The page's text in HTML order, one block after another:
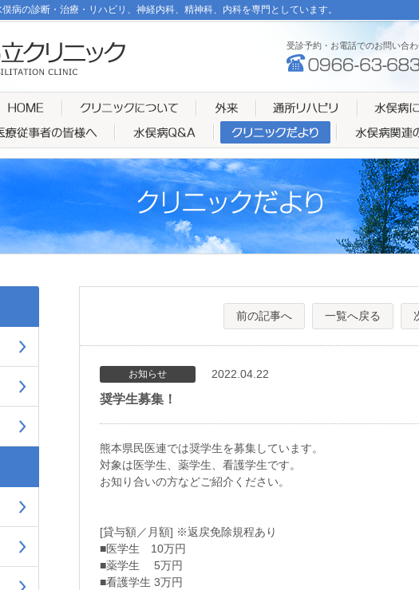
の診断・治療・リハビリ、神経内科、精神科、内科を専門としています。
受診予約・お電話でのお問い合
前の記事へ 一覧へ戻る
お知らせ 2022.04.22
奨学生募集！
熊本県民医連では奨学生を募集しています。
対象は医学生、薬学生、看護学生です。
お知り合いの方などご紹介ください。
[貸与額／月額] ※返戻免除規程あり
■医学生 10万円
■薬学生 5万円
■看護学生 3万円